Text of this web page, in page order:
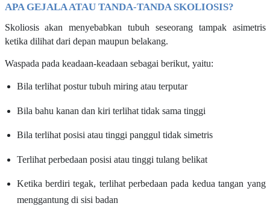
APA GEJALA ATAU TANDA-TANDA SKOLIOSIS?
Skoliosis akan menyebabkan tubuh seseorang tampak asimetris
ketika dilihat dari depan maupun belakang.
Waspada pada keadaan-keadaan sebagai berikut, yaitu:
Bila terlihat postur tubuh miring atau terputar
Bila bahu kanan dan kiri terlihat tidak sama tinggi
Bila terlihat posisi atau tinggi panggul tidak simetris
Terlihat perbedaan posisi atau tinggi tulang belikat
Ketika berdiri tegak, terlihat perbedaan pada kedua tangan yang
menggantung di sisi badan